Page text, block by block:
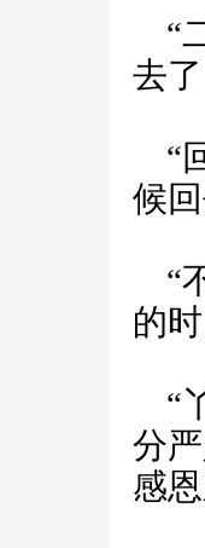
“
去
“
候
“
的
“
分
感